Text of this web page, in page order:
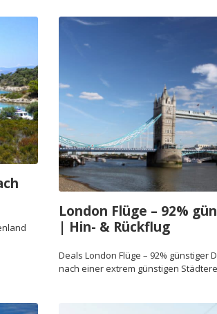
London Flüge – 92%
| Hin- & Rückflug
Deals London Flüge – 92% günstiger
nach einer extrem günstigen